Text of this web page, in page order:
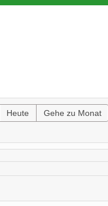
Heute Gehe zu Monat